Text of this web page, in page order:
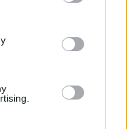
third-party tags to
in below Google